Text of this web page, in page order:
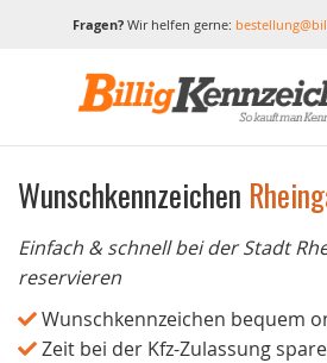
Fragen?Wir helfen gerne:
Wunschkennzeichen
Einfach & schnell bei der Stadt
reservieren
Wunschkennzeichen bequem
Zeit bei der Kfz-Zulassung